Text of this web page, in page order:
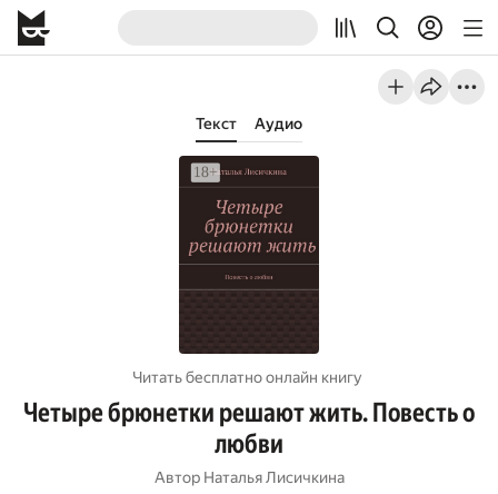
Текст Аудио
Читать бесплатно онлайн книгу
Четыре брюнетки решают жить. Повесть о
любви
Автор Наталья Лисичкина